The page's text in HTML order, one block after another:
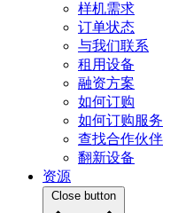
样机需求
订单状态
与我们联系
租用设备
融资方案
如何订购
如何订购服务
查找合作伙伴
翻新设备
资源
Close button